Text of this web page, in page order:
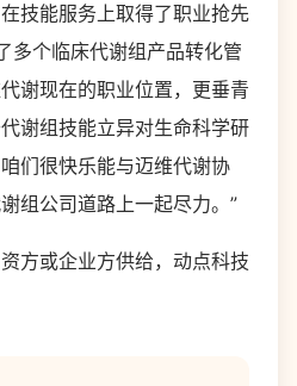
技能服务上取得了职业抢先
多个临床代谢组产品转化管
谢现在的职业位置，更垂青
谢组技能立异对生命科学研
们很快乐能与迈维代谢协
组公司道路上一起尽力。”
方或企业方供给，动点科技